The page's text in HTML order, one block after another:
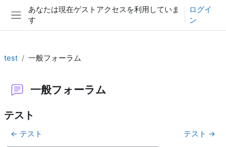
メインコンテンツへスキップする
サイドパネル
あなたは現在ゲストアクセスを利用していま
す
ログイ
ン
test 一般フォーラム
一般フォーラム
テスト
← テスト テスト →